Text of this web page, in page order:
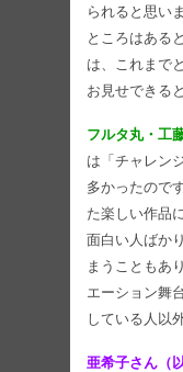
られると思い
ところはある
は、これまで
お見せできる
フルタ丸・工
は「チャレン
多かったので
た楽しい作品
面白い人ばか
まうこともあ
エーション舞
している人以
亜希子さん（